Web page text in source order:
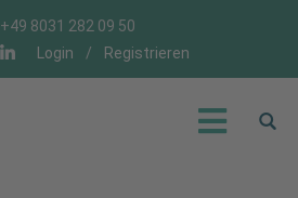
+49 8031 282 09 50
Login
/ Registrieren